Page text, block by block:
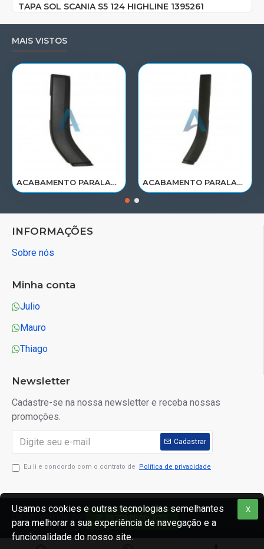
TAPA SOL SCANIA S5 124 HIGHLINE 1395261
MAIS VISTOS
ACABAMENTO PARALAMA CABINE SCANIA NTG P/G/R/S LE PARTE TRAS 2297995 ACABAMENTO PARALAMA CABINE SCANIA NTG P/G/R/S LD PARTE TRAS 2297996
INFORMAÇÕES
Sobre nós
Minha conta
Julio
Mauro
Thiago
Newsletter
Cadastre-se na nossa newsletter e receba nossas
promoções.
Cadastrar
Eu li e concordo com o contrato de Política de privacidade
Desenvolvido por Zero Um Publicidade
X
Usamos cookies e outras tecnologias semelhantes
para melhorar a sua experiência de navegação e a
funcionalidade do nosso site.
FILTER PRODUCTS